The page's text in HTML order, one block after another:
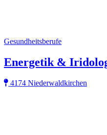
Gesundheitsberufe
Energetik &
4174 Niederwaldkirchen